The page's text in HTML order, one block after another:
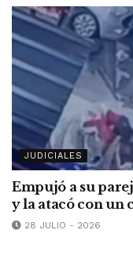
JUDICIALES
Empujó a su
y la atacó con un
28 JULIO - 2026